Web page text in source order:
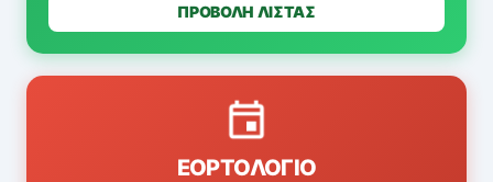
ΠΡΟΒΟΛΗ ΛΙΣΤΑΣ
ΕΟΡΤΟΛΌΓΙΟ